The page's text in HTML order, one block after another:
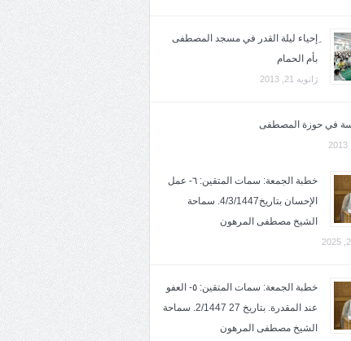
ِإحياء ليلة القدر في مسجد المصطفى
بأم الحمام
ژانویه 21, 2013
في حوزة المصطفى
خطبة الجمعة: سمات المتقين: ٦- عمل
الإحسان بتاريخ4/3/1447. سماحة
الشيخ مصطفى المرهون
خطبة الجمعة: سمات المتقين: ٥- العفو
عند المقدرة. بتاريخ 27 2/1447. سماحة
الشيخ مصطفى المرهون